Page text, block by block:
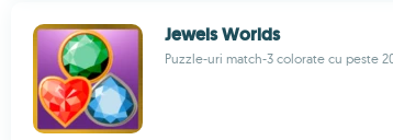
Jewels Worlds
Puzzle-uri match-3 colorate cu peste